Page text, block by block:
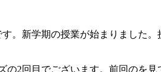
。新学期の授業が始まりました
の2回目でございます。前回のを